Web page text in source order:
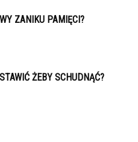
ZANIKU PAMIĘCI?
ŻEBY SCHUDNĄĆ?